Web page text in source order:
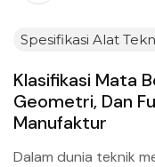
Spesifikasi Alat
Klasifikasi Mata
Geometri, Dan
Manufaktur
Dalam dunia teknik